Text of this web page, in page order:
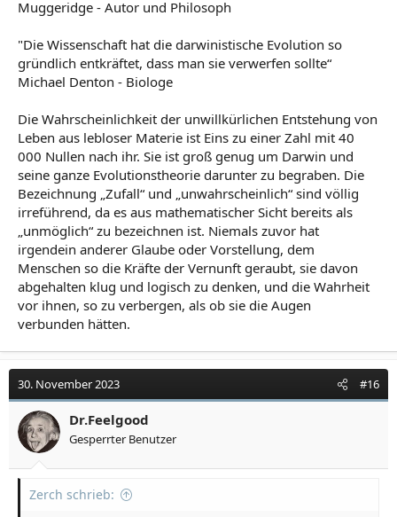
keineswegs eine Basis, auf der man andere
Muggeridge - Autor und Philosoph
"Die Wissenschaft hat die darwinistische Evolution so
gründlich entkräftet, dass man sie verwerfen sollte“
Michael Denton - Biologe
Die Wahrscheinlichkeit der unwillkürlichen Entstehung von
Leben aus lebloser Materie ist Eins zu einer Zahl mit 40
000 Nullen nach ihr. Sie ist groß genug um Darwin und
seine ganze Evolutionstheorie darunter zu begraben. Die
Bezeichnung „Zufall“ und „unwahrscheinlich“ sind völlig
irreführend, da es aus mathematischer Sicht bereits als
„unmöglich“ zu bezeichnen ist. Niemals zuvor hat
irgendein anderer Glaube oder Vorstellung, dem
Menschen so die Kräfte der Vernunft geraubt, sie davon
abgehalten klug und logisch zu denken, und die Wahrheit
vor ihnen, so zu verbergen, als ob sie die Augen
verbunden hätten.
30. November 2023 #16
Dr.Feelgood
Gesperrter Benutzer
Zerch schrieb: